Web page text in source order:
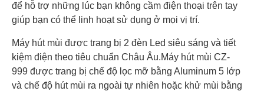
để hỗ trợ những lúc bạn không cầm điện thoại trên tay
giúp bạn có thể linh hoạt sử dụng ở mọi vị trí.
Máy hút mùi được trang bị 2 đèn Led siêu sáng và tiết
kiệm điện theo tiêu chuẩn Châu Âu.Máy hút mùi CZ-
999 được trang bị chế độ lọc mỡ bằng Aluminum 5 lớp
và chế độ hút mùi ra ngoài tự nhiên hoặc khử mùi bằng